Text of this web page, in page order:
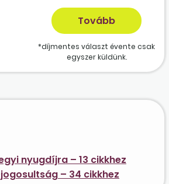
*díjmentes választ évente csak
egyszer küldünk.
nyugdíjra – 13 cikkhez
– 34 cikkhez